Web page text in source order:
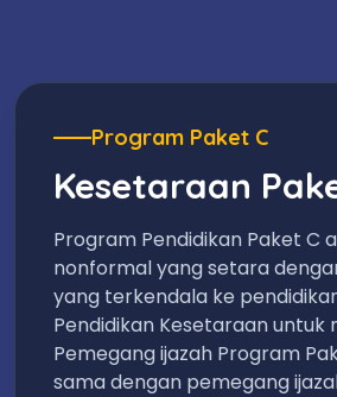
Program Paket C
Kesetaraan
Program Pendidikan Paket C
nonformal yang setara
yang terkendala ke
Pendidikan Kesetaraan untuk
Pemegang ijazah Program
sama dengan pemegang